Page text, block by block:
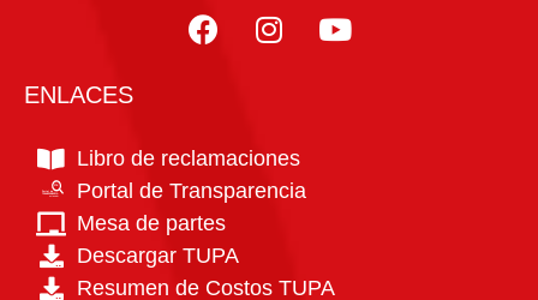
ENLACES
Libro de reclamaciones
Portal de
TRANSPARENCIA
estandar
Portal de Transparencia
Mesa de partes
Descargar TUPA
Resumen de Costos TUPA